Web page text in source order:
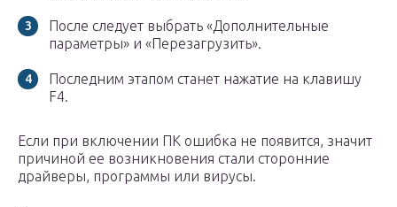
После следует выбрать «Дополнительные
параметры» и «Перезагрузить».
Последним этапом станет нажатие на клавишу
F4.
Если при включении ПК ошибка не появится, значит
причиной ее возникновения стали сторонние
драйверы, программы или вирусы.